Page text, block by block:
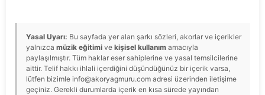
Yasal Uyarı: Bu sayfada yer alan şarkı sözleri, akorlar ve içerikler
yalnızca müzik eğitimi ve kişisel kullanım amacıyla
paylaşılmıştır. Tüm haklar eser sahiplerine ve yasal temsilcilerine
aittir. Telif hakkı ihlali içerdiğini düşündüğünüz bir içerik varsa,
lütfen bizimle info@akoryagmuru.com adresi üzerinden iletişime
geçiniz. Gerekli durumlarda içerik en kısa sürede yayından